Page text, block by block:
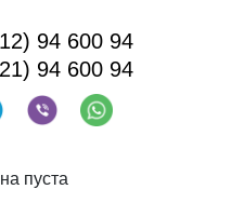
94 600 94
94 600 94
пуста